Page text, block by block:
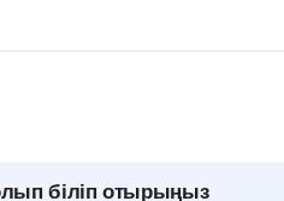
біліп отырыңыз